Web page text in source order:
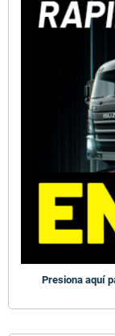
Presiona aquí